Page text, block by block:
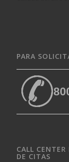
PARA
CALL
DE CITAS